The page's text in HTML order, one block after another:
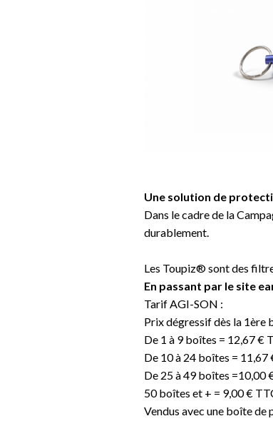
Une solution de
Dans le cadre de la
durablement.
Les Toupiz® sont des
En passant par le site
Tarif AGI-SON :
Prix dégressif dès la 1ère
De 1 à 9 boîtes = 12,67 €
De 10 à 24 boîtes =
De 25 à 49 boîtes =10,00
50 boîtes et + = 9,00 €
Vendus avec une boîte de